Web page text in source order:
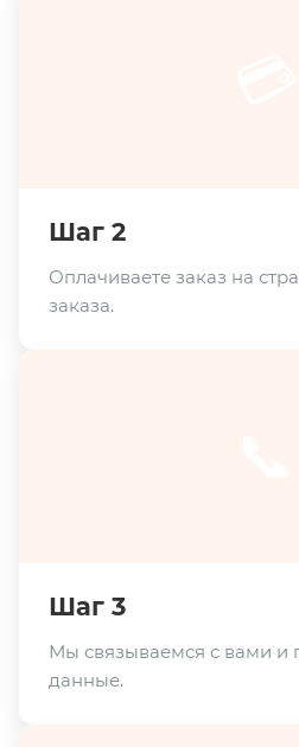
Шаг 2
Оплачиваете заказ на
заказа.
Шаг 3
Мы связываемся с вами и
данные.